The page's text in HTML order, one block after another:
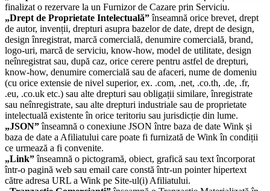
finalizat o rezervare la un Furnizor de Cazare prin Serviciu.
„Drept de Proprietate Intelectuală”înseamnă orice brevet, drept
de autor, invenții, drepturi asupra bazelor de date, drept de design,
design înregistrat, marcă comercială, denumire comercială, brand,
logo-uri, marcă de serviciu, know-how, model de utilitate, design
neînregistrat sau, după caz, orice cerere pentru astfel de drepturi,
know-how, denumire comercială sau de afaceri, nume de domeniu
(cu orice extensie de nivel superior, ex. .com, .net, .co.th, .de, .fr,
.eu, .co.uk etc.) sau alte drepturi sau obligații similare, înregistrate
sau neînregistrate, sau alte drepturi industriale sau de proprietate
intelectuală existente în orice teritoriu sau jurisdicție din lume.
„JSON”înseamnă o conexiune JSON între baza de date Wink și
baza de date a Afiliatului care poate fi furnizată de Wink în condiții
ce urmează a fi convenite.
„Link”înseamnă o pictogramă, obiect, grafică sau text încorporat
într-o pagină web sau email care constă într-un pointer hipertext
către adresa URL a Wink pe Site-ul(i) Afiliatului.